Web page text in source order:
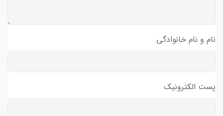
نام و نام خانوادگی
پست الکترونیک